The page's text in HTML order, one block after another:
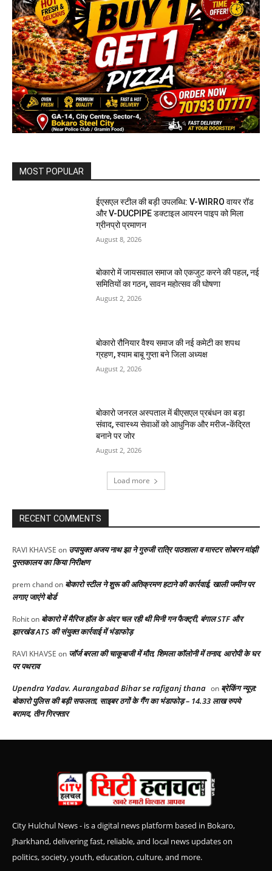
MOST POPULAR
ईएसएल स्टील की बड़ी उपलब्धि: V-WIRRO वायर रॉड
और V-DUCPIPE डक्टाइल आयरन पाइप को मिला
ग्रीनप्रो प्रमाणन
August 8, 2026
बोकारो में जायसवाल समाज को एकजुट करने की पहल, नई
समितियों का गठन, सावन महोत्सव की घोषणा
August 2, 2026
बोकारो रौनियार वैश्य समाज की नई कमेटी का शपथ
ग्रहण, श्याम बाबू गुप्ता बने जिला अध्यक्ष
August 2, 2026
बोकारो जनरल अस्पताल में बीएसएल प्रबंधन का बड़ा
संवाद, स्वास्थ्य सेवाओं को आधुनिक और मरीज-केंद्रित
बनाने पर जोर
August 2, 2026
Load more
RECENT COMMENTS
RAVI KHAVSE on उपायुक्त अजय नाथ झा ने गुरुजी रात्रि पाठशाला व मास्टर सोबरन मांझी
पुस्तकालय का किया निरीक्षण
prem chandon बोकारो स्टील ने शुरू की अतिक्रमण हटाने की कार्रवाई, खाली जमीन पर
लगाए जाएंगे बोर्ड
Rohiton बोकारो में मैरिज हॉल के अंदर चल रही थी मिनी गन फैक्ट्री, बंगाल STF और
झारखंड ATS की संयुक्त कार्रवाई में भंडाफोड़
RAVI KHAVSE on जॉर्ज बरला की चाकूबाजी में मौत, शिमला कॉलोनी में तनाव, आरोपी के घर
पर पथराव
Upendra Yadav. Aurangabad Bihar se rafiganj thana on ब्रेकिंग न्यूज़:
बोकारो पुलिस की बड़ी सफलता, साइबर ठगों के गैंग का भंडाफोड़ – 14.33 लाख रुपये
बरामद, तीन गिरफ्तार
City Hulchul News - is a digital news platform based in Bokaro,
Jharkhand, delivering fast, reliable, and local news updates on
politics, society, youth, education, culture, and more.